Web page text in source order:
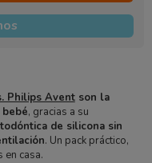
Philips Aventson la
, gracias a su
de silicona sin
. Un pack práctico,
casa.